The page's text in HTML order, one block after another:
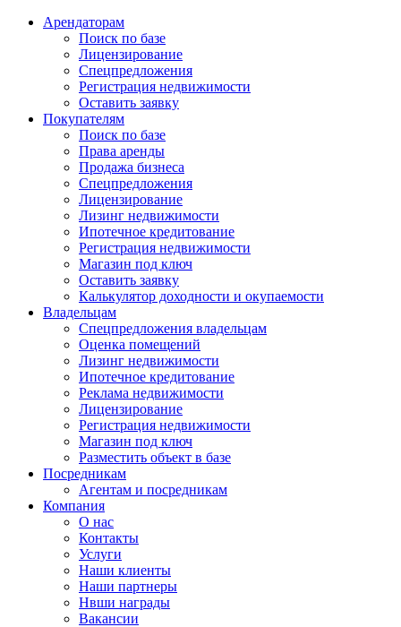
Арендаторам
Поиск по базе
Лицензирование
Спецпредложения
Регистрация недвижимости
Оставить заявку
Покупателям
Поиск по базе
Права аренды
Продажа бизнеса
Спецпредложения
Лицензирование
Лизинг недвижимости
Ипотечное кредитование
Регистрация недвижимости
Магазин под ключ
Оставить заявку
Калькулятор доходности и окупаемости
Владельцам
Спецпредложения владельцам
Оценка помещений
Лизинг недвижимости
Ипотечное кредитование
Реклама недвижимости
Лицензирование
Регистрация недвижимости
Магазин под ключ
Разместить объект в базе
Посредникам
Агентам и посредникам
Компания
О нас
Контакты
Услуги
Наши клиенты
Наши партнеры
Нвши награды
Вакансии